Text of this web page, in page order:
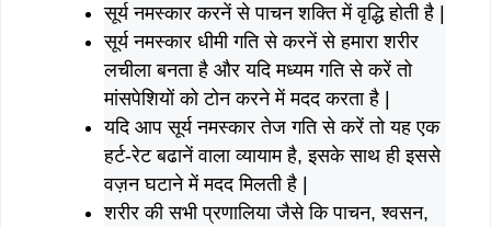
सूर्य नमस्कार करनें से पाचन शक्ति में वृद्धि होती है |
सूर्य नमस्कार धीमी गति से करनें से हमारा शरीर
लचीला बनता है और यदि मध्यम गति से करें तो
मांसपेशियों को टोन करने में मदद करता है |
यदि आप सूर्य नमस्कार तेज गति से करें तो यह एक
हर्ट-रेट बढानें वाला व्यायाम है, इसके साथ ही इससे
वज़न घटाने में मदद मिलती है |
शरीर की सभी प्रणालिया जैसे कि पाचन, श्वसन,